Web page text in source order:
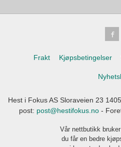
Frakt Kjøpsbetingelser
Hest i Fokus AS Sloraveien 23
post: post@hestifokus.no-
Vår nettbutikk
du får en bedre